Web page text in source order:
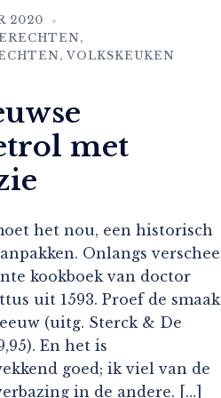
2020
,
,VOLKSKEUKEN
met
het nou, een historisch
Onlangs
kookboek van doctor
uit 1593. Proef de smaak
(uitg. Sterck & De
En het is
goed; ik viel van de
in de andere. […]